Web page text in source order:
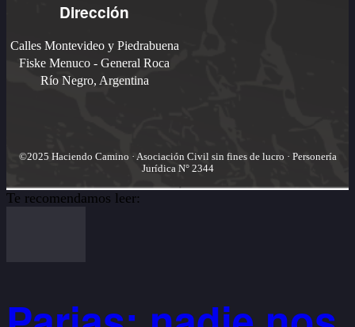
Dirección
Calles Montevideo y Piedrabuena
Fiske Menuco - General Roca
Río Negro, Argentina
©2025 Haciendo Camino · Asociación Civil sin fines de lucro · Personería
Jurídica N° 2344
Te recomendamos leer: